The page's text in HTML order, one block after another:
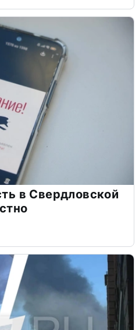
в Свердловской